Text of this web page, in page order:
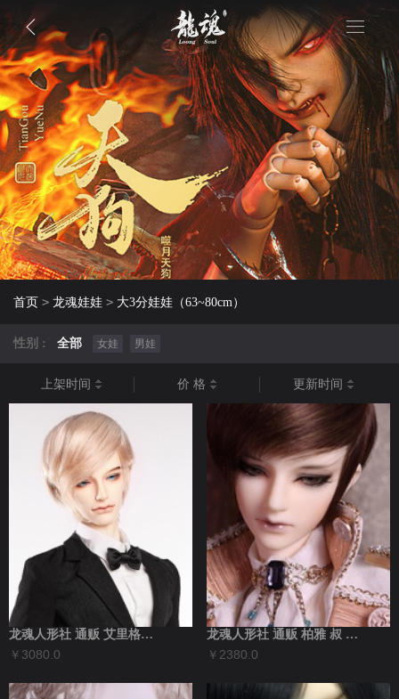
首页 > 龙魂娃娃 > 大3分娃娃（63~80cm）
性别 : 全部 女娃 男娃
上架时间 价 格 更新时间
龙魂人形社 通贩 艾里格斯 叔 现代BJ...
￥3080.0
龙魂人形社 通贩 柏雅 叔 现代BJD娃...
￥2380.0